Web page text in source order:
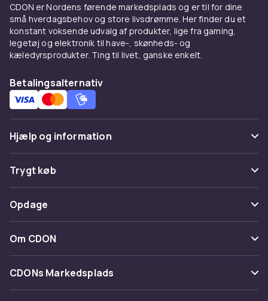
CDON er Nordens førende markedsplads og er til for dine
små hverdagsbehov og store livsdrømme. Her finder du et
konstant voksende udvalg af produkter, lige fra gaming,
legetøj og elektronik til have-, skønheds- og
kæledyrsprodukter. Ting til livet, ganske enkelt.
Betalingsalternativ
Hjælp og information
Ofte stillede spørgsmål
Spor pakke
Fortryd & returner her
Kontakt os
Trygt køb
Betaling
Levering
Tilbagekaldelser
Opdage
Kategorier
Maerke
Om CDON
Om os
Kundeanmeldelser
CDONs Markedsplads